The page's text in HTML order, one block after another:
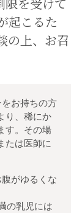
起こるた
の上、お召
お持ちの方
り、稀にか
す。その場
たは医師に
がゆるくな
の乳児には